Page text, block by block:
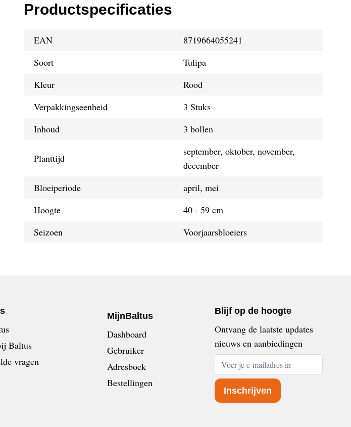
Productspecificaties
EAN
8719664055241
Soort
Tulipa
Kleur
Rood
Verpakkingseenheid
3 Stuks
Inhoud
3 bollen
Planttijd
september, oktober, november,
december
Bloeiperiode
april, mei
Hoogte
40 - 59 cm
Seizoen
Voorjaarsbloeiers
Baltus
vragen
MijnBaltus
Dashboard
Gebruiker
Adresboek
Bestellingen
Blijf op de hoogte
Ontvang de laatste updates
nieuws en aanbiedingen
E-mailadres
Inschrijven